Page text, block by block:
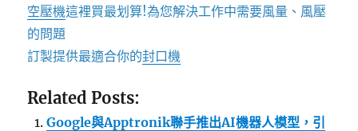
空壓機這裡買最划算!為您解決工作中需要風量、風壓
的問題
訂製提供最適合你的封口機
Related Posts:
Google與Apptronik聯手推出AI機器人模型，引